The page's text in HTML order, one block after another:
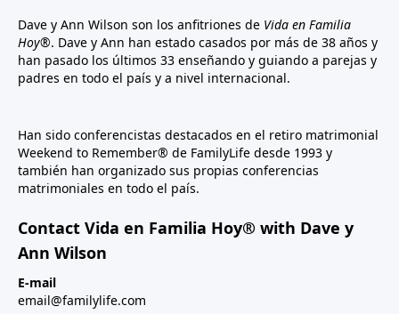
Dave y Ann Wilson son los anfitriones de Vida en Familia
Hoy®. Dave y Ann han estado casados por más de 38 años y
han pasado los últimos 33 enseñando y guiando a parejas y
padres en todo el país y a nivel internacional.
Han sido conferencistas destacados en el retiro matrimonial
Weekend to Remember® de FamilyLife desde 1993 y
también han organizado sus propias conferencias
matrimoniales en todo el país.
Contact Vida en Familia Hoy® with Dave y
Ann Wilson
E-mail
email@familylife.com